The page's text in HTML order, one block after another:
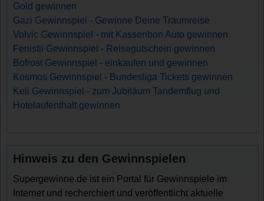
Gold gewinnen
Gazi Gewinnspiel - Gewinne Deine Traumreise
Volvic Gewinnspiel - mit Kassenbon Auto gewinnen
Fenistil Gewinnspiel - Reisegutschein gewinnen
Bofrost Gewinnspiel - einkaufen und gewinnen
Kosmos Gewinnspiel - Bundesliga Tickets gewinnen
Keli Gewinnspiel - zum Jubiläum Tandemflug und
Hotelaufenthalt gewinnen
Hinweis zu den Gewinnspielen
Supergewinne.de ist ein Portal für Gewinnspiele im
Internet und recherchiert und veröffentlicht aktuelle